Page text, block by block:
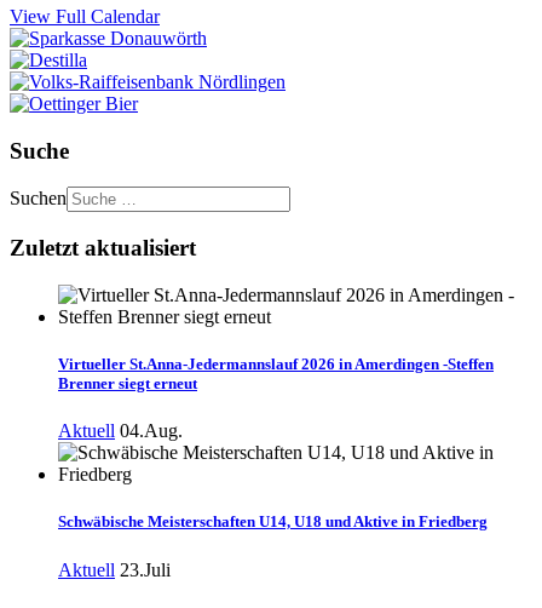
View Full Calendar
Suche
Suchen
Zuletzt aktualisiert
Virtueller St.Anna-Jedermannslauf 2026 in Amerdingen -Steffen
Brenner siegt erneut
Aktuell 04.Aug.
Schwäbische Meisterschaften U14, U18 und Aktive in Friedberg
Aktuell 23.Juli